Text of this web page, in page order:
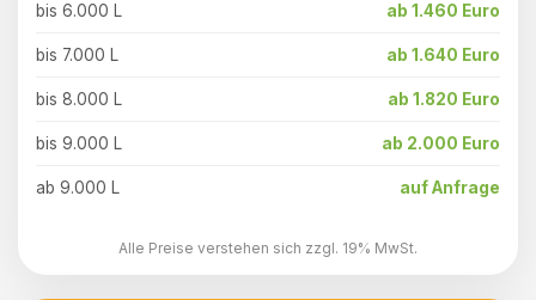
bis 6.000 L ab 1.460 Euro
bis 7.000 L ab 1.640 Euro
bis 8.000 L ab 1.820 Euro
bis 9.000 L ab 2.000 Euro
ab 9.000 L auf Anfrage
Alle Preise verstehen sich zzgl. 19% MwSt.